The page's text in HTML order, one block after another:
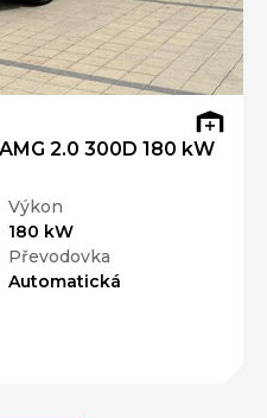
2.0 300D 180 kW
Výkon
180 kW
Převodovka
Automatická